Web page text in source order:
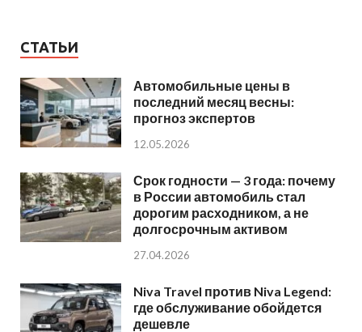
СТАТЬИ
Автомобильные цены в
последний месяц весны:
прогноз экспертов
12.05.2026
Срок годности — 3 года: почему
в России автомобиль стал
дорогим расходником, а не
долгосрочным активом
27.04.2026
Niva Travel против Niva Legend:
где обслуживание обойдется
дешевле